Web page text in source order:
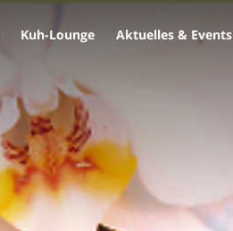
Kuh-Lounge Aktuelles & Events